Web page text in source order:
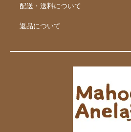
配送・送料について
返品について